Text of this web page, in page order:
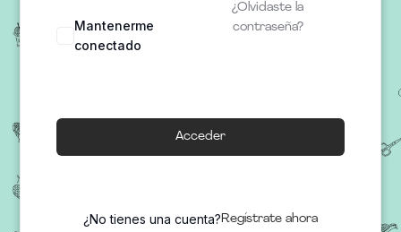
Mantenerme
conectado
¿Olvidaste la
contraseña?
Acceder
¿No tienes una cuenta?Regístrate ahora